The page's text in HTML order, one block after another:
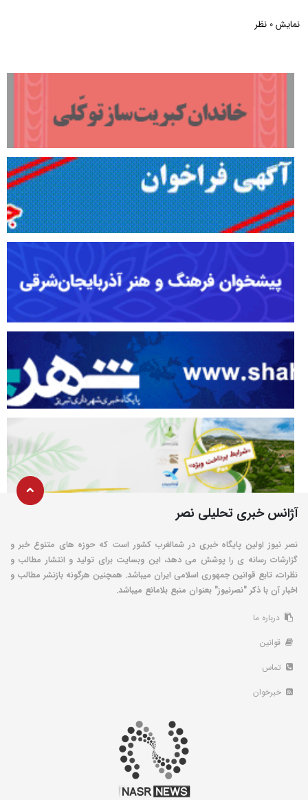
نمایش 0 نظر
آژانس خبری تحلیلی نصر
نصر نیوز اولین پایگاه خبری در شمالغرب کشور است که حوزه های متنوع خبر و
گزارشات رسانه ی را پوشش می دهد، این وبسایت برای تولید و انتشار مطالب و
نظرات، تابع قوانین جمهوری اسلامی ایران میباشد. همچنین هرگونه بازنشر مطالب و
اخبار آن با ذکر "نصرنیوز" بعنوان منبع بلامانع میباشد.
درباره ما
قوانین
تماس
خبرخوان